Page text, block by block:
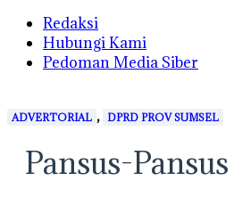
Redaksi
Hubungi Kami
Pedoman Media Siber
ADVERTORIAL , DPRD PROV SUMSEL
Pansus-